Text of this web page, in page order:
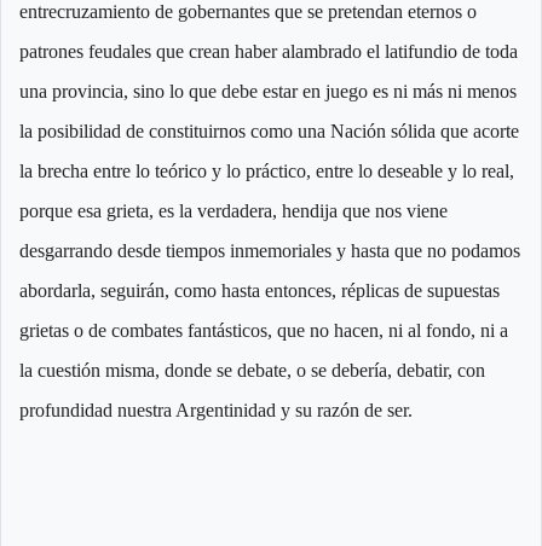
entrecruzamiento de gobernantes que se pretendan eternos o
patrones feudales que crean haber alambrado el latifundio de toda
una provincia, sino lo que debe estar en juego es ni más ni menos
la posibilidad de constituirnos como una Nación sólida que acorte
la brecha entre lo teórico y lo práctico, entre lo deseable y lo real,
porque esa grieta, es la verdadera, hendija que nos viene
desgarrando desde tiempos inmemoriales y hasta que no podamos
abordarla, seguirán, como hasta entonces, réplicas de supuestas
grietas o de combates fantásticos, que no hacen, ni al fondo, ni a
la cuestión misma, donde se debate, o se debería, debatir, con
profundidad nuestra Argentinidad y su razón de ser.